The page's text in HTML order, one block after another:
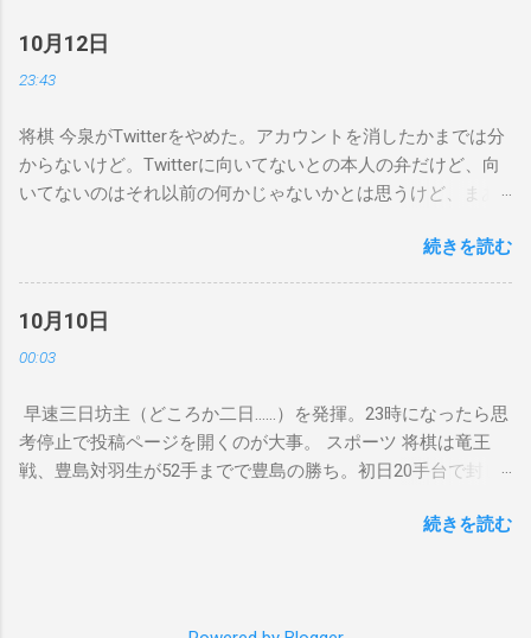
10月12日
23:43
将棋 今泉がTwitterをやめた。アカウントを消したかまでは分
からないけど。Twitterに向いてないとの本人の弁だけど、向
いてないのはそれ以前の何かじゃないかとは思うけど、まあ
かを咎めるのは言ってることは正しくても印象は悪いよね。
会社でも上司はほかの人の前で部下を叱責するのはやめまし
ょう見たいな風潮もあるわけだし。以前加藤桃に対しても同
じようなことがあったしあまりよく分かってなかったのか
な。今泉はブログとかの方が向いてると思う。 野球 月曜日な
ア12の決勝戦をYouTubeのアーカイブで見ていた。英語実況
で聞いてたけど、近藤祐司が使ってる通り1-2 pitchとか
leadoff doubleとかIt's gone!とか1-2-3とか言ってて感動した
ブースに来てくれてありがとうみたいなこと言ってて裏でそ
続きを読む
10月10日
00:03
早速三日坊主（どころか二日……）を発揮。23時になったら思
考停止で投稿ページを開くのが大事。 スポーツ 将棋は竜王
戦、豊島対羽生が52手までで豊島の勝ち。初日20手台で封じ
ったけど、序盤から超急戦で一気に終盤になったらしく、52
続きを読む